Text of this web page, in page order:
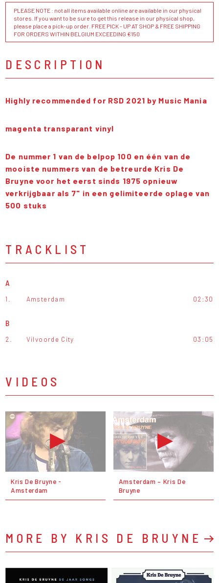
PLEASE NOTE : not all items available online are available in our physical
stores. If you want to be sure to get this release in our physical shop,
please place a pick-up order. FREE PICK - UP AT SHOP & FREE SHIPPING
FOR ORDERS WITHIN BELGIUM EXCEEDING €150
DESCRIPTION
Highly recommended for RSD 2021 by Music Mania
magenta transparant vinyl
De nummer 1 van de belpop 100 en één van de
mooiste nummers van de betreurde Kris De
Bruyne voor het eerst sinds 1975 opnieuw
verkrijgbaar als 7" in een gelimiteerde oplage van
500 stuks
TRACKLIST
A
1. Amsterdam 02:30
B
2. Vilvoorde City 03:05
VIDEOS
Kris De Bruyne -
Amsterdam
Amsterdam – Kris De
Bruyne
MORE BY KRIS DE BRUYNE